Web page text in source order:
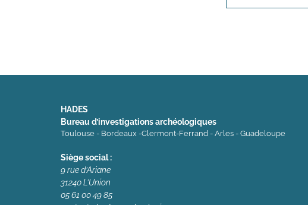
HADES
Bureau d’investigations archéologiques
Toulouse - Bordeaux -Clermont-Ferrand - Arles - Guadeloupe
Siège social :
9 rue d’Ariane
31240 L’Union
05 61 00 49 85